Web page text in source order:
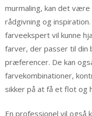
murmaling, kan det
rådgivning og
farveekspert vil kunne
farver, der passer til din
præferencer. De kan
farvekombinationer,
sikker på at få et flot og
En professionel vil også